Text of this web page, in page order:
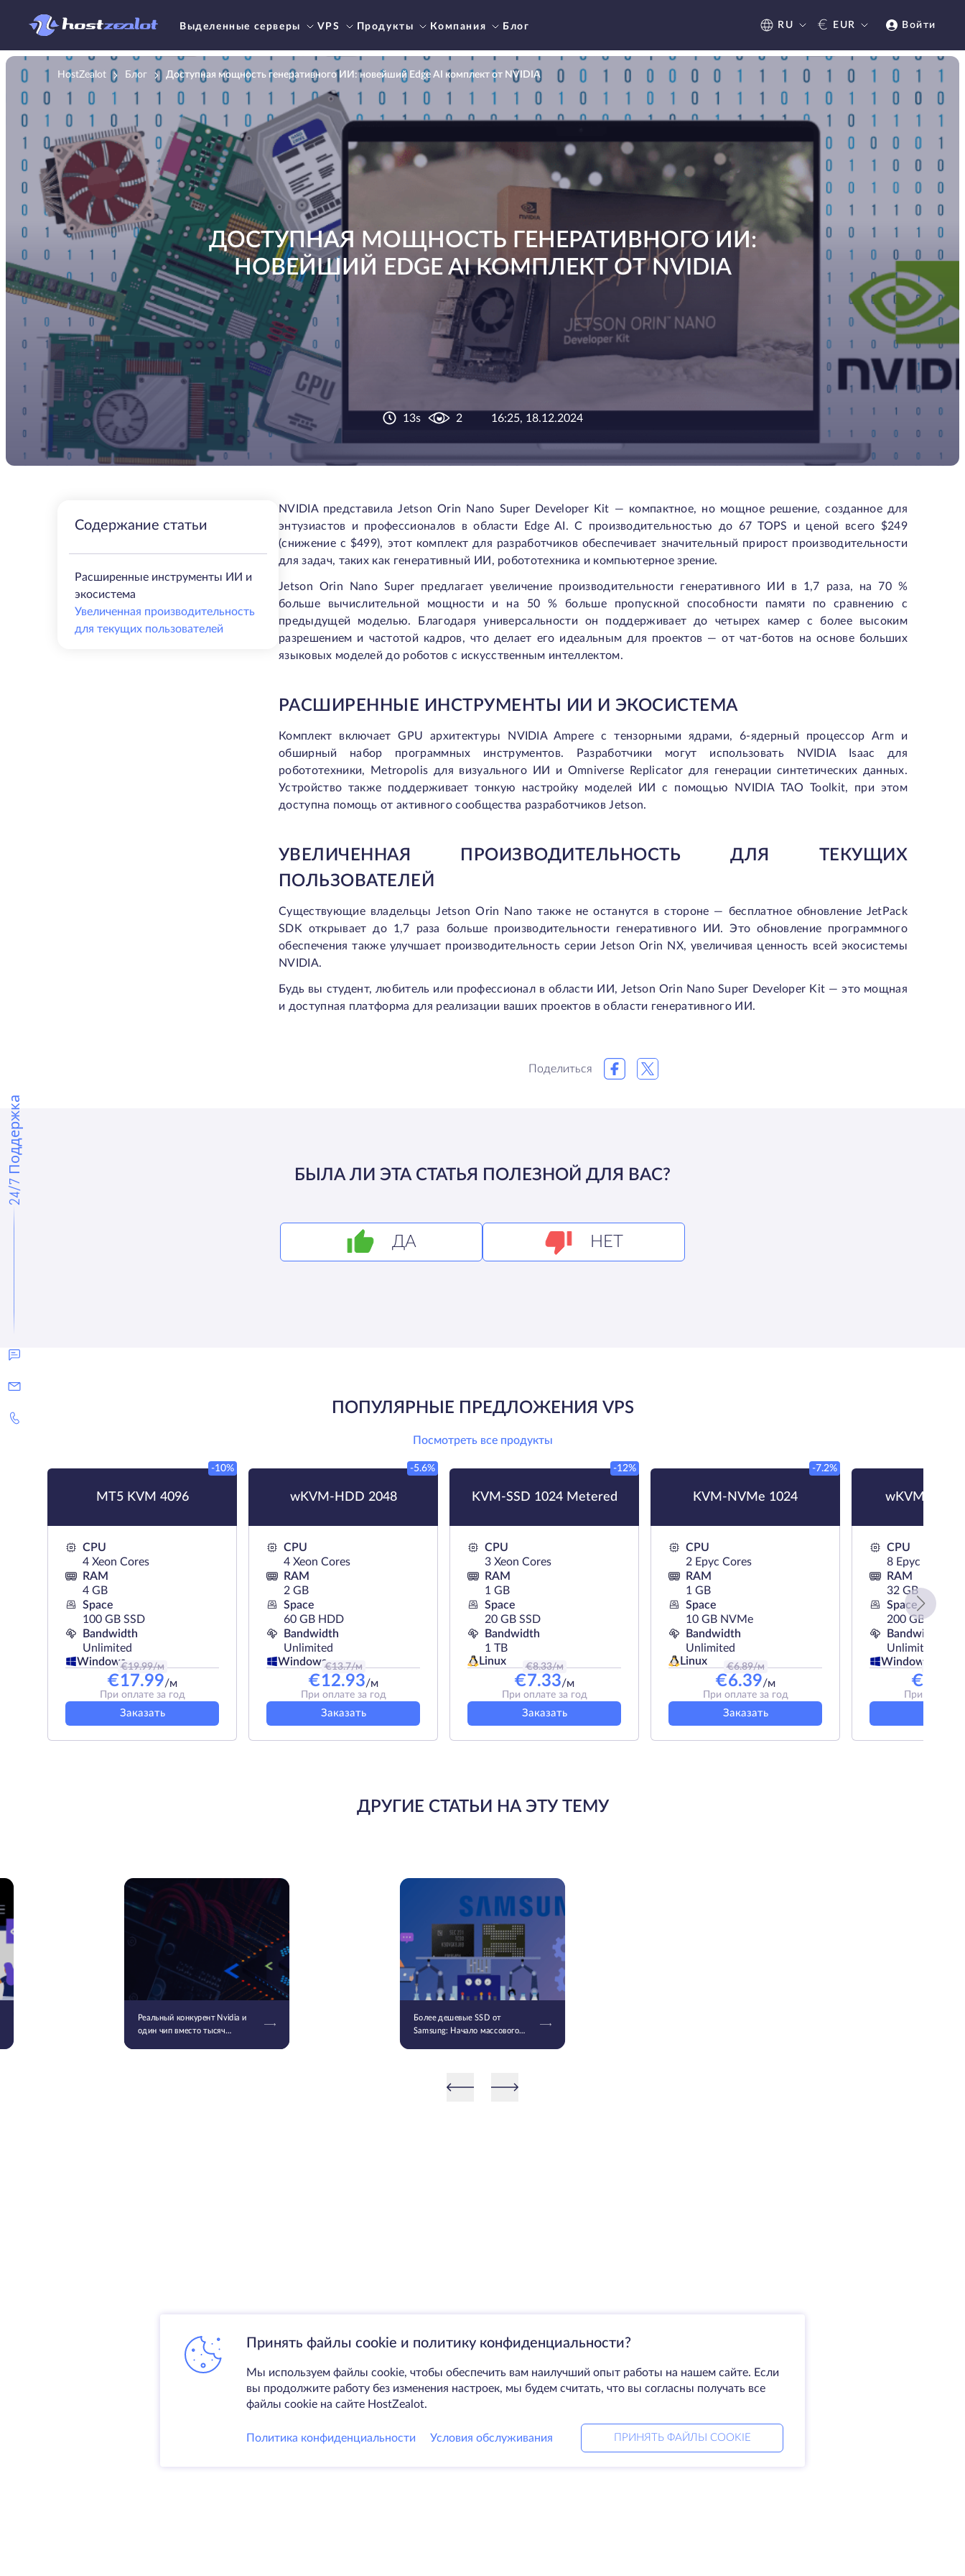
Выделенные серверы VPS Продукты Компания Блог RU € EUR Войти
24/7 Поддержка
HostZealot Блог Доступная мощность генеративного ИИ: новейший Edge AI комплект от NVIDIA
ДОСТУПНАЯ МОЩНОСТЬ ГЕНЕРАТИВНОГО ИИ:
НОВЕЙШИЙ EDGE AI КОМПЛЕКТ ОТ NVIDIA
13s 2 16:25, 18.12.2024
Содержание статьи
Расширенные инструменты ИИ и
экосистема
Увеличенная производительность
для текущих пользователей
NVIDIA представила Jetson Orin Nano Super Developer Kit — компактное, но мощное решение, созданное для
энтузиастов и профессионалов в области Edge AI.С производительностью до 67 TOPS и ценой всего $249
(снижение с $499), этот комплект для разработчиков обеспечивает значительный прирост производительности
для задач, таких как генеративный ИИ, робототехника и компьютерное зрение.
Jetson Orin Nano Super предлагает увеличение производительности генеративного ИИ в 1,7 раза, на 70 %
больше вычислительной мощности и на 50 % больше пропускной способности памяти по сравнению с
предыдущей моделью. Благодаря универсальности он поддерживает до четырех камер с более высоким
разрешением и частотой кадров, что делает его идеальным для проектов — от чат-ботов на основе больших
языковых моделей до роботов с искусственным интеллектом.
РАСШИРЕННЫЕ ИНСТРУМЕНТЫ ИИ И ЭКОСИСТЕМА
Комплект включаетGPU архитектуры NVIDIA Ampere с тензорными ядрами,6-ядерный процессор Arm и
обширный набор программных инструментов. Разработчики могут использовать NVIDIA Isaac для
робототехники, Metropolis для визуального ИИ и Omniverse Replicator для генерации синтетических данных.
Устройство также поддерживает тонкую настройку моделей ИИ с помощью NVIDIA TAO Toolkit, при этом
доступна помощь от активного сообщества разработчиков Jetson.
УВЕЛИЧЕННАЯ ПРОИЗВОДИТЕЛЬНОСТЬ ДЛЯ ТЕКУЩИХ
ПОЛЬЗОВАТЕЛЕЙ
Существующие владельцы Jetson Orin Nano также не останутся в стороне — бесплатное обновление JetPack
SDK открывает до 1,7 раза больше производительности генеративного ИИ. Это обновление программного
обеспечения также улучшает производительность серииJetson Orin NX, увеличивая ценность всей экосистемы
NVIDIA.
Будь вы студент, любитель или профессионал в области ИИ, Jetson Orin Nano Super Developer Kit — это мощная
и доступная платформа для реализации ваших проектов в области генеративного ИИ.
Поделиться
БЫЛА ЛИ ЭТА СТАТЬЯ ПОЛЕЗНОЙ ДЛЯ ВАС?
ДА НЕТ
ПОПУЛЯРНЫЕ ПРЕДЛОЖЕНИЯ VPS
Посмотреть все продукты
MT5 KVM 4096
-10%
CPU
4 Xeon Cores
RAM
4 GB
Space
100 GB SSD
Bandwidth
Unlimited
Windows
€19.99/м
€17.99/м
При оплате за год
Заказать
wKVM-HDD 2048
-5.6%
CPU
4 Xeon Cores
RAM
2 GB
Space
60 GB HDD
Bandwidth
Unlimited
Windows€13.7/м
€12.93/м
При оплате за год
Заказать
KVM-SSD 1024 Metered
-12%
CPU
3 Xeon Cores
RAM
1 GB
Space
20 GB SSD
Bandwidth
1 TB
Linux
€8.33/м
€7.33/м
При оплате за год
Заказать
KVM-NVMe 1024
-7.2%
CPU
2 Epyc Cores
RAM
1 GB
Space
10 GB NVMe
Bandwidth
Unlimited
Linux
€6.89/м
€6.39/м
При оплате за год
Заказать
wKVM-
CPU
8 Epyc Cores
RAM
32 GB
Space
200 GB NVMe
Bandwidth
Unlimited
Windows
€
При оплате
ДРУГИЕ СТАТЬИ НА ЭТУ ТЕМУ
Реальный конкурент Nvidia и
один чип вместо тысяч
Более дешевые SSD от
Samsung: Начало массового
Принять файлы cookie и политику конфиденциальности?
Мы используем файлы cookie, чтобы обеспечить вам наилучший опыт работы на нашем сайте. Если
вы продолжите работу без изменения настроек, мы будем считать, что вы согласны получать все
файлы cookie на сайте HostZealot.
Политика конфиденциальности Условия обслуживания ПРИНЯТЬ ФАЙЛЫ COOKIE